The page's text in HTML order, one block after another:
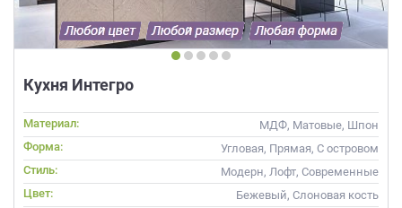
Кухня Интегро
Материал:
МДФ, Матовые, Шпон
Форма:
Угловая, Прямая, С островом
Стиль:
Модерн, Лофт, Современные
Цвет:
Бежевый, Слоновая кость